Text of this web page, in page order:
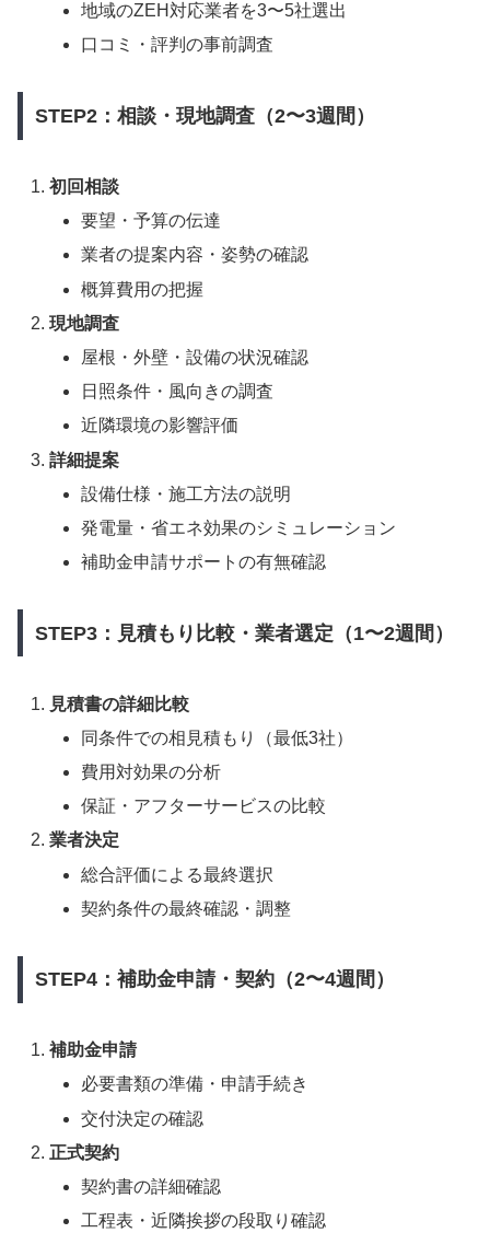
地域のZEH対応業者を3〜5社選出
口コミ・評判の事前調査
STEP2：相談・現地調査（2〜3週間）
初回相談
要望・予算の伝達
業者の提案内容・姿勢の確認
概算費用の把握
現地調査
屋根・外壁・設備の状況確認
日照条件・風向きの調査
近隣環境の影響評価
詳細提案
設備仕様・施工方法の説明
発電量・省エネ効果のシミュレーション
補助金申請サポートの有無確認
STEP3：見積もり比較・業者選定（1〜2週間）
見積書の詳細比較
同条件での相見積もり（最低3社）
費用対効果の分析
保証・アフターサービスの比較
業者決定
総合評価による最終選択
契約条件の最終確認・調整
STEP4：補助金申請・契約（2〜4週間）
補助金申請
必要書類の準備・申請手続き
交付決定の確認
正式契約
契約書の詳細確認
工程表・近隣挨拶の段取り確認